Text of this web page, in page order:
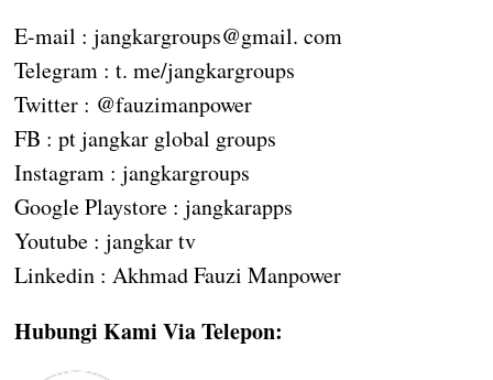
E-mail : jangkargroups@gmail. com
Telegram : t. me/jangkargroups
Twitter : @fauzimanpower
FB : pt jangkar global groups
Instagram : jangkargroups
Google Playstore : jangkarapps
Youtube : jangkar tv
Linkedin : Akhmad Fauzi Manpower
Hubungi Kami Via Telepon: